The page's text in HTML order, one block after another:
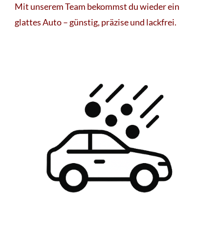
Mit unserem Team bekommst du wieder ein
glattes Auto – günstig, präzise und lackfrei.